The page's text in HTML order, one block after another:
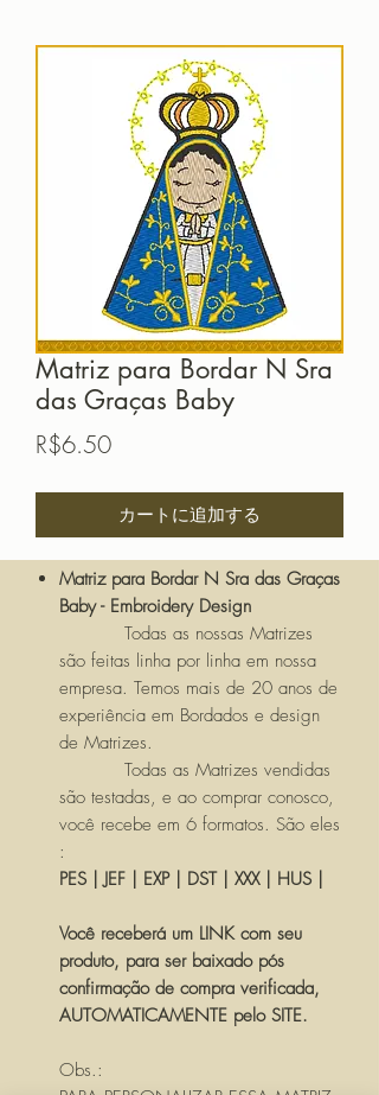
Matriz para Bordar N Sra
das Graças Baby
R$6.50価
カートに追加する
Matriz para Bordar N Sra das Graças
Baby - Embroidery Design
Todas as nossas Matrizes
são feitas linha por linha em nossa
empresa. Temos mais de 20 anos de
experiência em Bordados e design
de Matrizes.
Todas as Matrizes vendidas
são testadas, e ao comprar conosco,
você recebe em 6 formatos. São eles
:
PES | JEF | EXP | DST | XXX | HUS |
Você receberá um LINK com seu
produto, para ser baixado pós
confirmação de compra verificada,
AUTOMATICAMENTE pelo SITE.
Obs.: